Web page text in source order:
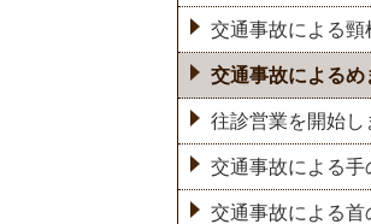
交通事故による頸
交通事故によるめ
往診営業を開始し
交通事故による手
交通事故による首